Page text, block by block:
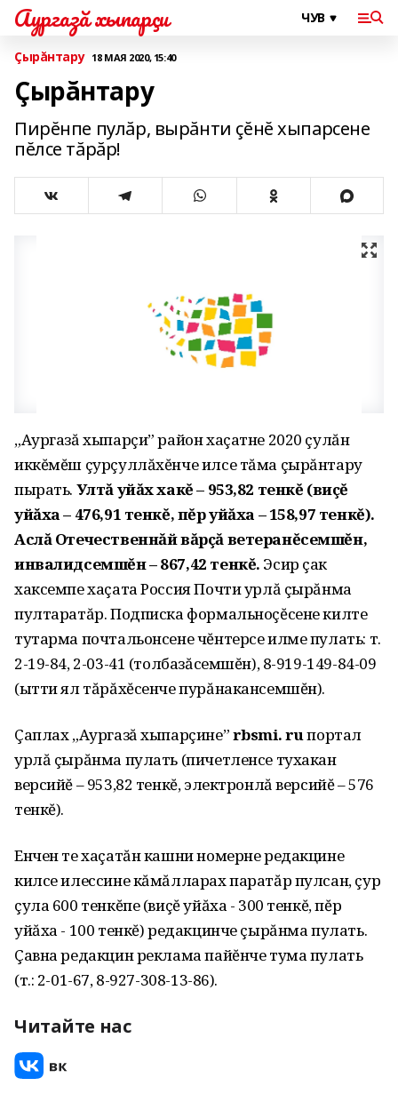
Аургазă хыпарçи
Çырăнтару 18 МАЯ 2020, 15:40
Çырăнтару
Пирĕнпе пулăр, вырăнти çĕнĕ хыпарсене
пĕлсе тăрăр!
„Аургазă хыпарçи” район хаçатне 2020 çулăн
иккĕмĕш çурçуллăхĕнче илсе тăма çырăнтару
пырать. Ултă уйăх хакĕ – 953,82 тенкĕ (виçĕ
уйăха – 476,91 тенкĕ, пĕр уйăха – 158,97 тенкĕ).
Аслă Отечественнăй вăрçă ветеранĕсемшĕн,
инвалидсемшĕн – 867,42 тенкĕ. Эсир çак
хаксемпе хаçата Россия Почти урлă çырăнма
пултаратăр. Подписка формальноçĕсене килте
тутар­ма почтальонсене чĕнтерсе илме пулать: т.
2-19-84, 2-03-41 (толбазăсемшĕн), 8-919-149-84-09
(ытти ял тăрăхĕсенче пурăнакансемшĕн).
Çаплах „Аургазă хыпарçине”rbsmi. ruпортал
урлă çырăнма пулать (пичет­ленсе тухакан
версийĕ – 953,82 тенкĕ, электронлă версийĕ – 576
тенкĕ).
Енчен те хаçатăн кашни номерне редакцине
килсе илессине кăмăлларах паратăр пулсан, çур
çула 600 тенкĕпе (виçĕ уйăха - 300 тенкĕ, пĕр
уйăха - 100 тенкĕ) редакцинче çырăнма пулать.
Çавна редакцин реклама пайĕнче тума пулать
(т.: 2-01-67, 8-927-308-13-86).
Читайте нас